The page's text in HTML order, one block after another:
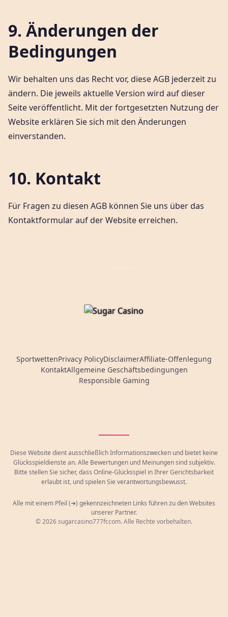
9. Änderungen der
Bedingungen
Wir behalten uns das Recht vor, diese AGB jederzeit zu
ändern. Die jeweils aktuelle Version wird auf dieser
Seite veröffentlicht. Mit der fortgesetzten Nutzung der
Website erklären Sie sich mit den Änderungen
einverstanden.
10. Kontakt
Für Fragen zu diesen AGB können Sie uns über das
Kontaktformular auf der Website erreichen.
SportwettenPrivacy PolicyDisclaimerAffiliate-Offenlegung
KontaktAllgemeine Geschäftsbedingungen
Responsible Gaming
Diese Website dient ausschließlich Informationszwecken und bietet keine
Glücksspieldienste an. Alle Bewertungen und Meinungen sind subjektiv.
Bitte stellen Sie sicher, dass Online-Glücksspiel in Ihrer Gerichtsbarkeit
erlaubt ist, und spielen Sie verantwortungsbewusst.
Alle mit einem Pfeil (➜) gekennzeichneten Links führen zu den Websites
unserer Partner.
© 2026 sugarcasino777fr.com. Alle Rechte vorbehalten.